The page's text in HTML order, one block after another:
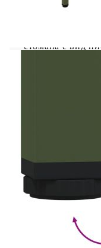
непреходно
стомана е вид
Този ТВ
регулируеми
на неравни
баланс.Лесен за
почиства лесно
малко поддръжка.
Цвят: